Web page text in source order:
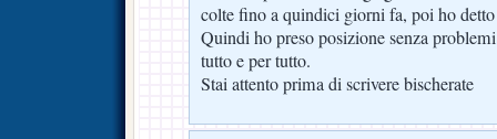
colte fino a quindici giorni fa, poi ho
Quindi ho preso posizione senza
tutto e per tutto.
Stai attento prima di scrivere bischerate